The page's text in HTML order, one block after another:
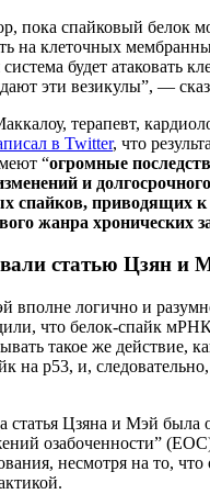
пока спайковый белок
на клеточных
будет атаковать
эти везикулы”, —
терапевт,
в Twitter, что
“огромные
и долгосрочного
спайков, приводящих к
жанра хронических
статью Цзян и
вполне логично и
что белок-спайк
такое же действие,
на р53, и,
статья Цзяна и Мэй была
озабоченности”
несмотря на то,